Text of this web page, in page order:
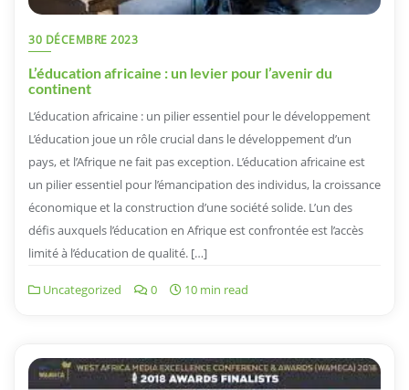
30 DÉCEMBRE 2023
L’éducation africaine : un levier pour l’avenir du
continent
L’éducation africaine : un pilier essentiel pour le développement
L’éducation joue un rôle crucial dans le développement d’un
pays, et l’Afrique ne fait pas exception. L’éducation africaine est
un pilier essentiel pour l’émancipation des individus, la croissance
économique et la construction d’une société solide. L’un des
défis auxquels l’éducation en Afrique est confrontée est l’accès
limité à l’éducation de qualité. […]
Uncategorized 0 10 min read